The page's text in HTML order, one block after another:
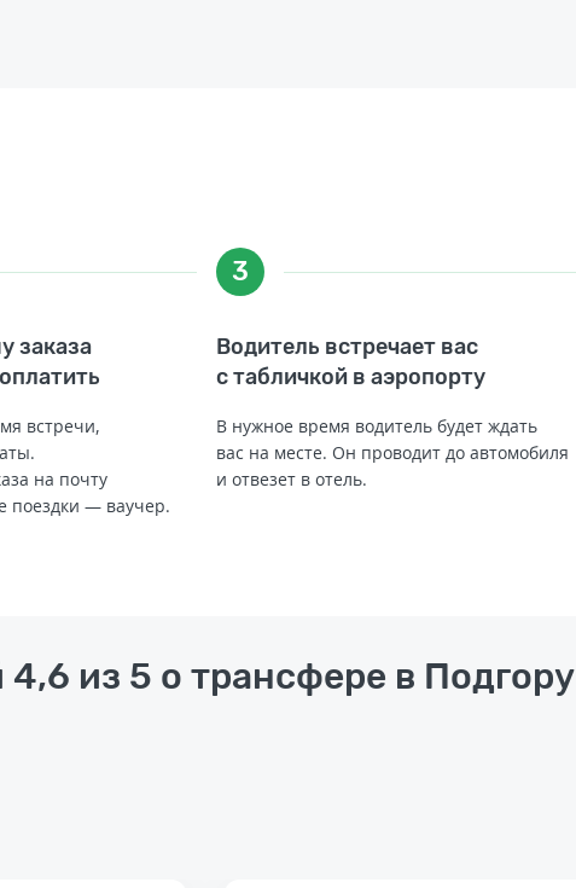
заказа
встречи,
на почту
поездки — ваучер.
3
Водитель встречает вас
с табличкой в аэропорту
В нужное время водитель будет ждать
вас на месте. Он проводит до автомобиля
и отвезет в отель.
из 5 о трансфере в Подгору